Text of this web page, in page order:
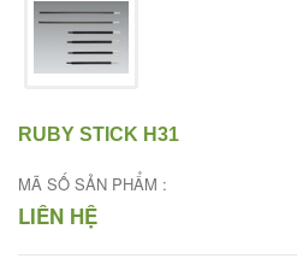
RUBY STICK H31
MÃ SỐ SẢN PHẨM :
LIÊN HỆ